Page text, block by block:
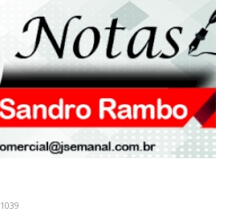
1039